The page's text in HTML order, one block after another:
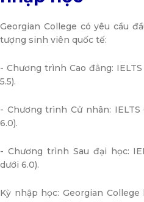
Georgian College có yêu cầu
tượng sinh viên quốc tế:
- Chương trình Cao đẳng:
5.5).
- Chương trình Cử nhân:
6.0).
- Chương trình Sau đại học:
dưới 6.0).
Kỳ nhập học: Georgian